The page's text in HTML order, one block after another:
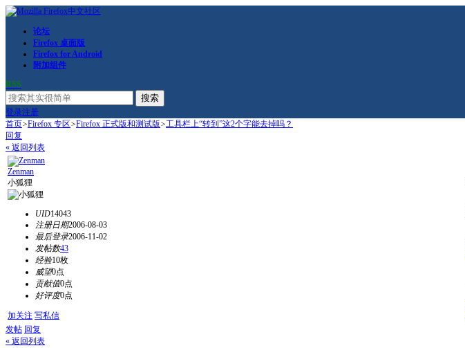
论坛
Firefox 桌面版
Firefox for Android
附加组件
RSS
搜索
登录注册
首页>Firefox 专区>Firefox 正式版和测试版>工具栏上“转到”这2个字能去掉吗？
回复
« 返回列表
Zenman
小狐狸
UID14043
注册日期2006-08-03
最后登录2006-11-02
发帖数43
经验10枚
威望0点
贡献值0点
好评度0点
加关注 写私信
发帖 回复
« 返回列表